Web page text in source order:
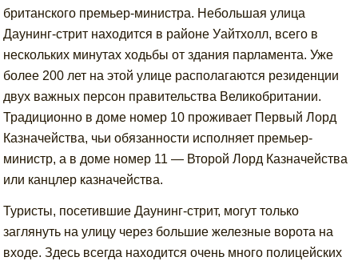
британского премьер-министра. Небольшая улица
Даунинг-стрит находится в районе Уайтхолл, всего в
нескольких минутах ходьбы от здания парламента. Уже
более 200 лет на этой улице располагаются резиденции
двух важных персон правительства Великобритании.
Традиционно в доме номер 10 проживает Первый Лорд
Казначейства, чьи обязанности исполняет премьер-
министр, а в доме номер 11 — Второй Лорд Казначейства
или канцлер казначейства.
Туристы, посетившие Даунинг-стрит, могут только
заглянуть на улицу через большие железные ворота на
входе. Здесь всегда находится очень много полицейских